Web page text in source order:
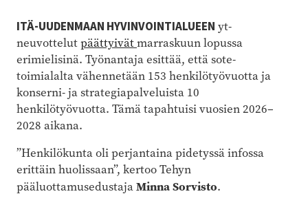
ITÄ-UUDENMAAN HYVINVOINTIALUEEN yt-
neuvottelutpäättyivätmarraskuun lopussa
erimielisinä. Työnantaja esittää, että sote-
toimialalta vähennetään 153 henkilötyövuotta ja
konserni- ja strategiapalveluista 10
henkilötyövuotta. Tämä tapahtuisi vuosien 2026–
2028 aikana.
”Henkilökunta oli perjantaina pidetyssä infossa
erittäin huolissaan”, kertoo Tehyn
pääluottamusedustajaMinna Sorvisto.